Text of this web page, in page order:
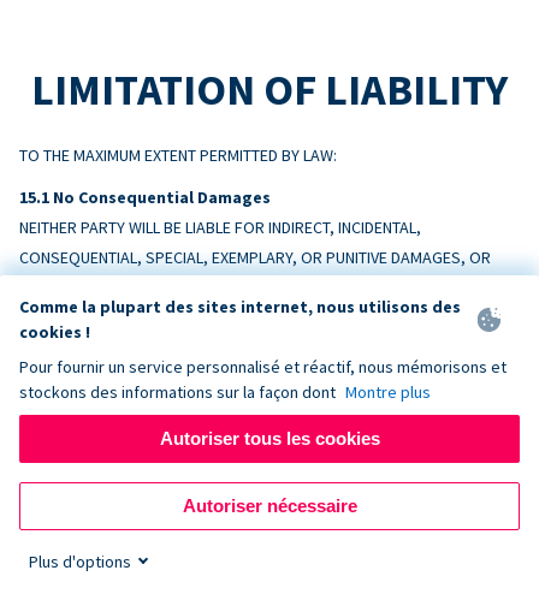
LIMITATION OF LIABILITY
TO THE MAXIMUM EXTENT PERMITTED BY LAW:
No Consequential Damages
NEITHER PARTY WILL BE LIABLE FOR INDIRECT, INCIDENTAL,
CONSEQUENTIAL, SPECIAL, EXEMPLARY, OR PUNITIVE DAMAGES, OR
TO THIS AGREEMENT, EVEN IF ADVISED OF THE POSSIBILITY.
Liability Cap
DONORBOX’S TOTAL AGGREGATE LIABILITY ARISING OUT OF OR
RELATING TO THIS AGREEMENT WILL NOT EXCEED THE AMOUNTS PAID BY
CUSTOMER TO DONORBOX IN THE TWELVE (12) MONTHS PRECEDING
THE EVENT GIVING RISE TO THE CLAIM.
Nothing limits liability for: (a) amounts Customer owes Donorbox; (b)
Comme la plupart des sites internet, nous utilisons des
cookies !
Pour fournir un service personnalisé et réactif, nous mémorisons et
stockons des informations sur la façon dont Montre plus
Autoriser tous les cookies
Autoriser nécessaire
Plus d'options